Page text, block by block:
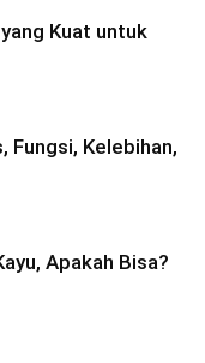
Kuat untuk
Fungsi, Kelebihan,
Apakah Bisa?